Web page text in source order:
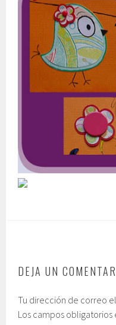
DEJA UN
Tu dirección de correo
Los campos obligatorios